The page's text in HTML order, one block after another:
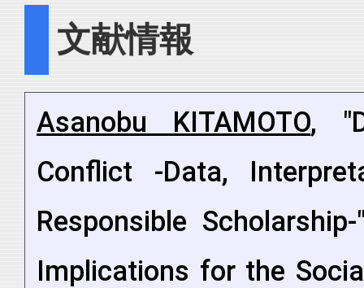
文献情報
Asanobu KITAMOTO,
Conflict -Data,
Responsible
Implications for the